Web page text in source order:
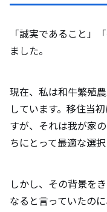
「誠実であること」
ました。
現在、私は和牛繁殖
しています。移住当
すが、それは我が家
ちにとって最適な選択
しかし、その背景を
なると言っていたの